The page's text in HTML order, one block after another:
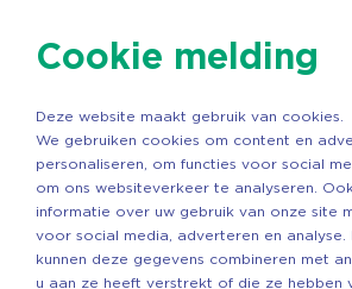
Rek.nr: NL85RABO0127579230
Copyright ©2026 Vechtgenoten
Cookie melding
Deze website maakt gebruik van cookies.
We gebruiken cookies om content en
personaliseren, om functies voor social
om ons websiteverkeer te analyseren.
informatie over uw gebruik van onze site
voor social media, adverteren en analyse.
kunnen deze gegevens combineren met
u aan ze heeft verstrekt of die ze hebben